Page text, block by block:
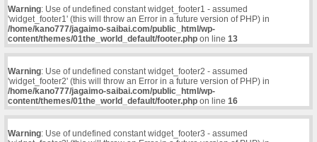
Warning: Use of undefined constant widget_footer1 - assumed
'widget_footer1' (this will throw an Error in a future version of PHP) in
/home/kano777/jagaimo-saibai.com/public_html/wp-
content/themes/01the_world_default/footer.phpon line 13
Warning: Use of undefined constant widget_footer2 - assumed
'widget_footer2' (this will throw an Error in a future version of PHP) in
/home/kano777/jagaimo-saibai.com/public_html/wp-
content/themes/01the_world_default/footer.phpon line 16
Warning: Use of undefined constant widget_footer3 - assumed